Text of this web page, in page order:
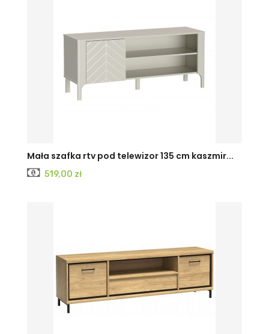
CASHMERE
Czarny
Mała szafka rtv pod telewizor 135 cm kaszmir...
Cena
519,00 zł